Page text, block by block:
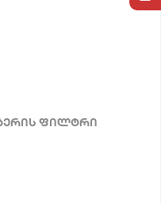
ფილტრი